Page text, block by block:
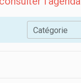
Catégorie